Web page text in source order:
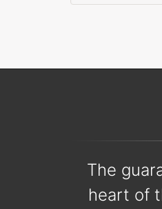
The
heart of